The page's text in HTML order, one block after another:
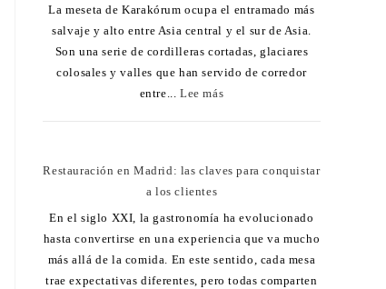
La meseta de Karakórum ocupa el entramado más
salvaje y alto entre Asia central y el sur de Asia.
Son una serie de cordilleras cortadas, glaciares
colosales y valles que han servido de corredor
entre...Lee más
Restauración en Madrid: las claves para conquistar
a los clientes
En el siglo XXI, la gastronomía ha evolucionado
hasta convertirse en una experiencia que va mucho
más allá de la comida. En este sentido, cada mesa
trae expectativas diferentes, pero todas comparten